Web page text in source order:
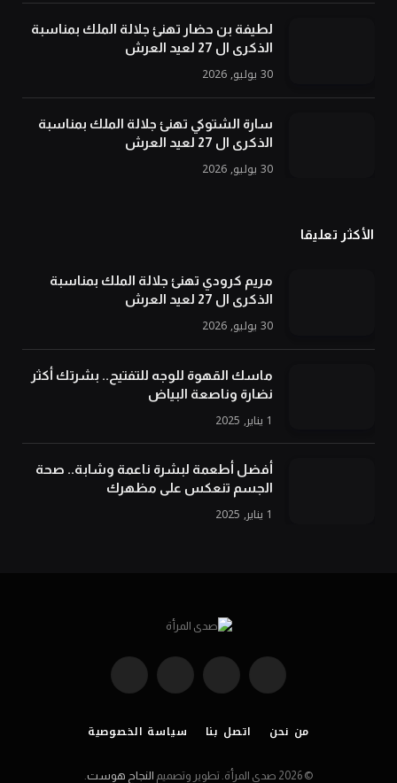
لطيفة بن حضار تهنئ جلالة الملك بمناسبة
الذكرى ال 27 لعيد العرش
30 يوليو, 2026
سارة الشتوكي تهنئ جلالة الملك بمناسبة
الذكرى ال 27 لعيد العرش
30 يوليو, 2026
الأكثر تعليقا
مريم كرودي تهنئ جلالة الملك بمناسبة
الذكرى ال 27 لعيد العرش
30 يوليو, 2026
ماسك القهوة للوجه للتفتيح.. بشرتك أكثر
نضارة وناصعة البياض
1 يناير, 2025
أفضل أطعمة لبشرة ناعمة وشابة.. صحة
الجسم تنعكس على مظهرك
1 يناير, 2025
فيسبوك الانستغرام تيلقرام
من نحن اتصل بنا سياسة الخصوصية
© 2026 صدى المرأة. تطوير وتصميم النجاح هوست.